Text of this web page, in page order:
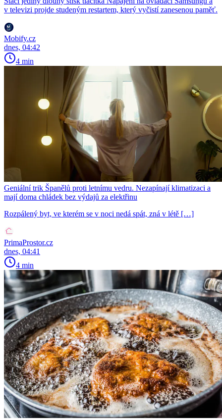
v televizi projde studeným restartem, který vyčistí zanesenou paměť.
Mobify.cz
dnes, 04:42
4 min
Geniální trik Španělů proti letnímu vedru. Nezapínají klimatizaci a
mají doma chládek bez výdajů za elektřinu
Rozpálený byt, ve kterém se v noci nedá spát, zná v létě […]
PrimaProstor.cz
dnes, 04:41
4 min